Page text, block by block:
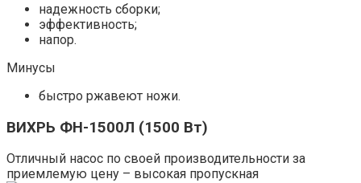
надежность сборки;
эффективность;
напор.
Минусы
быстро ржавеют ножи.
ВИХРЬ ФН-1500Л (1500 Вт)
Отличный насос по своей производительности за
приемлемую цену – высокая пропускная